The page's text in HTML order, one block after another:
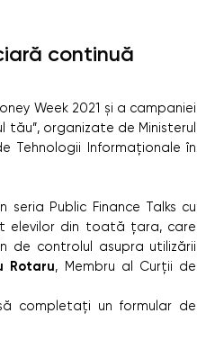
continuă
Week 2021 și a campaniei
organizate de Ministerul
Tehnologii Informaționale în
Public Finance Talks cu
elevilor din toată țara, care
de controlul asupra utilizării
Rotaru, Membru al Curții de
completați un formular de